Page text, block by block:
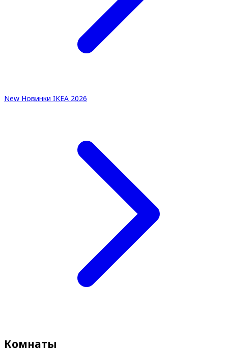
New Новинки IKEA 2026
Комнаты